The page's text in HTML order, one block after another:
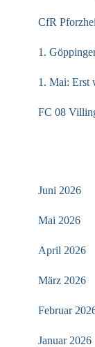
CfR
1.
1. Mai: Erst
FC 08
Juni 2026
Mai 2026
April 2026
März 2026
Februar
Januar 2026